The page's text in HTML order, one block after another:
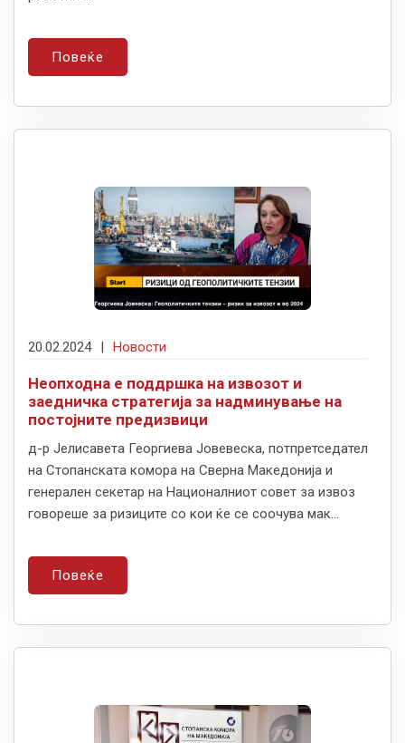
Повеќе
20.02.2024 Новости
Неопходна е поддршка на извозот и
заедничка стратегија за надминување на
постојните предизвици
д-р Јелисавета Георгиева Јовевеска, потпретседател
на Стопанската комора на Сверна Македонија и
генерален секетар на Националниот совет за извоз
говореше за ризиците со кои ќе се соочува мак...
Повеќе